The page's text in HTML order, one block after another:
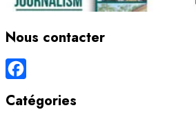
Nous contacter
Catégories